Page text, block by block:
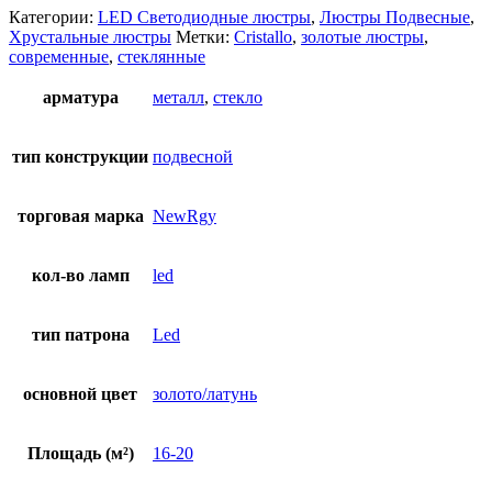
Категории: LED Светодиодные люстры, Люстры Подвесные,
Хрустальные люстры Метки: Cristallo, золотые люстры,
современные, стеклянные
арматура металл, стекло
тип конструкции подвесной
торговая марка NewRgy
кол-во ламп led
тип патрона Led
основной цвет золото/латунь
Площадь (м²) 16-20